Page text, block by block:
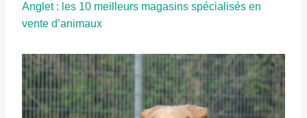
Anglet : les 10 meilleurs magasins spécialisés en
vente d’animaux